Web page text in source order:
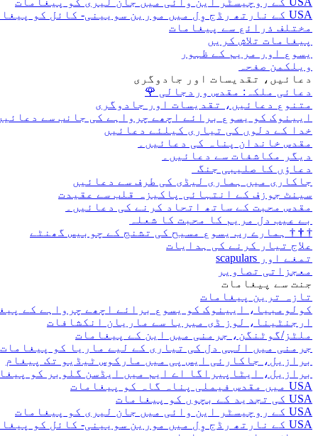
USA کے نارتھ رڈج وِل میں مورین سویینی- کائل کو پیغامات
مختلف ذرائع سے پیغامات
پیغامات تلاش کریں
یسوع اور مریم کے ظہور
ویلکمن صفحہ
دعائیں، تقدیسات اور جادوگری
دعائی ملکہ: مقدس وردجالی 🌹
متنوع دعائیں، تقدیسات اور جادوگری
ایینوک کو یسوع برائے اچھے چرواہے کی جانب سے
خدا کے دلوں کی تیاری کیلئے دعائیں
مقدس خاندان پناہ کی دعائیں۔
دیگر مکاشفات سے دعائیں۔
دعاؤں کا صلیبی جنگ
جاکاری میں ہماری لیڈی کی طرف سے دعائیں
سینٹ جوزف کے انتہائی پاکیزہ قلب سے عقیدت
مقدس محبت کے ساتھ اتحاد کرنے کی دعائیں۔
بے عیب دل مریم کا محبت کا شعلہ
†
†
† ہمارے رب یسوع مسیح کی تشنج کے چوبیس گھنٹے
علاج تیار کرنے کی ہدایات
تمغے اور scapulars
معجزاتی تصاویر
جنت سے پیغامات
تازہ ترین پیغامات
کولومبیا، ایینوک کو یسوع برائے اچھے چرواہے کے
ارجنٹینا، لوز ڈی میریا سے ماریان انکشافات
ملٹز/گوٹنگن، جرمنی میں این کے پیغامات
جرمنی میں الہی دل کی تیاری کے لیے ماریا کو پیغامات
برازیل، جاکارئی ایس پی میں مارکوس ٹیڈیو تک پیغام
برازیل، ایٹاپیراگا اے ایم میں ایڈسن گلوبر کو
USA میں مقدس فیملی پناہ گاہ کو پیغامات
USA کی تجدید کے بچوں کو پیغامات
USA کے روچیسٹر این وائی میں جان لیری کو پیغامات
USA کے نارتھ رڈج وِل میں مورین سویینی- کائل کو پیغامات